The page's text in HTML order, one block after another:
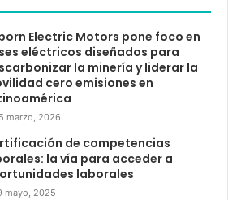
Electric Motors pone foco en
eléctricos diseñados para
la minería y liderar la
cero emisiones en
marzo, 2026
de competencias
la vía para acceder a
laborales
mayo, 2025